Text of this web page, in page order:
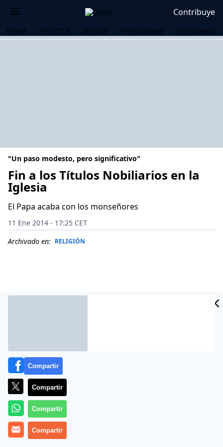
Contribuye
HOME POLÍTICA MUNDO PERIODISMO ECONOMÍA
"Un paso modesto, pero significativo"
Fin a los Títulos Nobiliarios en la
Iglesia
El Papa acaba con los monseñores
11 Ene 2014 - 17:25 CET
Archivado en: RELIGIÓN
Más información
Compartir
Compartir
Compartir
Compartir